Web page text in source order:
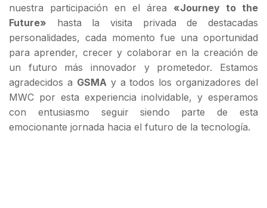
nuestra participación en el área «Journey to the
Future» hasta la visita privada de destacadas
personalidades, cada momento fue una oportunidad
para aprender, crecer y colaborar en la creación de
un futuro más innovador y prometedor. Estamos
agradecidos a GSMAy a todos los organizadores del
MWC por esta experiencia inolvidable, y esperamos
con entusiasmo seguir siendo parte de esta
emocionante jornada hacia el futuro de la tecnología.